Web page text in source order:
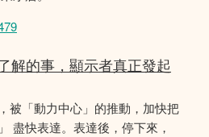
解的事，顯示者真正發起
被「動力中心」的推動，加快把
盡快表達。表達後，停下來，